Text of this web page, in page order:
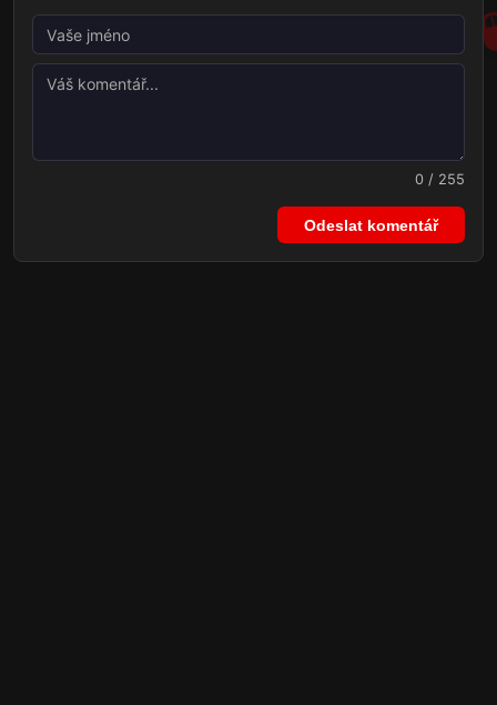
0 / 255
Odeslat komentář